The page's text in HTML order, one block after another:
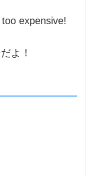
expensive!
よ！